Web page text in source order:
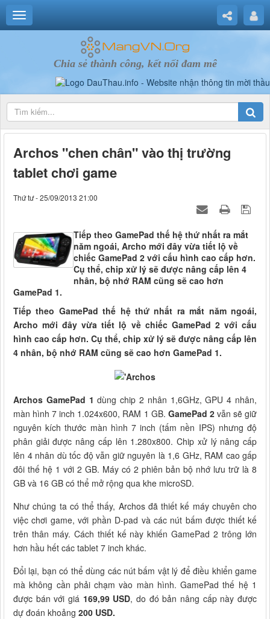
Chia sẻ thành công, kết nối đam mê
Archos "chen chân" vào thị trường
tablet chơi game
Thứ tư - 25/09/2013 21:00
Tiếp theo GamePad thế hệ thứ nhất ra mắt
năm ngoái, Archo mới đây vừa tiết lộ về
chiếc GamePad 2 với cấu hình cao cấp hơn.
Cụ thể, chip xử lý sẽ được nâng cấp lên 4
nhân, bộ nhớ RAM cũng sẽ cao hơn
GamePad 1.
Tiếp theo GamePad thế hệ thứ nhất ra mắt năm ngoái,
Archo mới đây vừa tiết lộ về chiếc GamePad 2 với cấu
hình cao cấp hơn. Cụ thể, chip xử lý sẽ được nâng cấp lên
4 nhân, bộ nhớ RAM cũng sẽ cao hơn GamePad 1.
Archos GamePad 1 dùng chip 2 nhân 1,6GHz, GPU 4 nhân,
màn hình 7 inch 1.024x600, RAM 1 GB. GamePad 2vẫn sẽ giữ
nguyên kích thước màn hình 7 inch (tấm nền IPS) nhưng độ
phân giải được nâng cấp lên 1.280x800. Chip xử lý nâng cấp
lên 4 nhân dù tốc độ vẫn giữ nguyên là 1,6 GHz, RAM cao gấp
đôi thế hệ 1 với 2 GB. Máy có 2 phiên bản bộ nhớ lưu trữ là 8
GB và 16 GB có thể mở rộng qua khe microSD.
Như chúng ta có thể thấy, Archos đã thiết kế máy chuyên cho
việc chơi game, với phần D-pad và các nút bấm được thiết kế
trên thân máy. Cách thiết kế này khiến GamePad 2 trông lớn
hơn hầu hết các tablet 7 inch khác.
Đổi lại, bạn có thể dùng các nút bấm vật lý để điều khiển game
mà không cần phải chạm vào màn hình. GamePad thế hệ 1
được bán với giá 169,99 USD, do đó bản nâng cấp này được
dự đoán khoảng 200 USD.